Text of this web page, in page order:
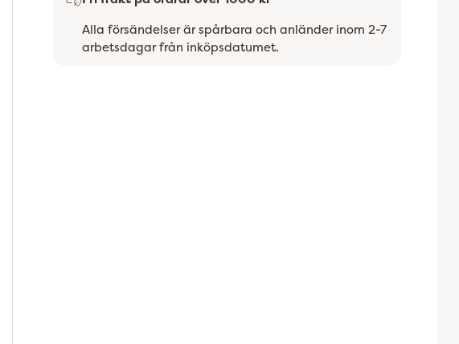
Alla försändelser är spårbara och anländer inom 2-7
arbetsdagar från inköpsdatumet.